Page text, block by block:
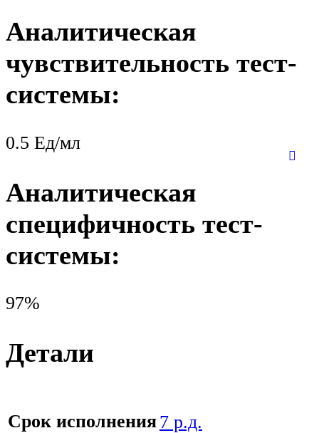
Аналитическая
чувствительность тест-
системы:
0.5 Ед/мл
Аналитическая
специфичность тест-
системы:
97%
Детали
Срок исполнения7 р.д.